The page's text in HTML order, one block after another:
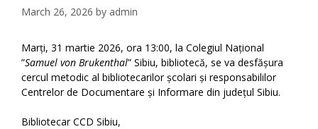
March 26, 2026 by admin
Marți, 31 martie 2026, ora 13:00, la Colegiul Național
”Samuel von Brukenthal” Sibiu, bibliotecă, se va desfășura
cercul metodic al bibliotecarilor școlari și responsabililor
Centrelor de Documentare și Informare din județul Sibiu.
Bibliotecar CCD Sibiu,